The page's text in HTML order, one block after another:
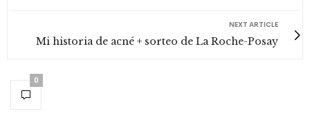
NEXT ARTICLE
Mi historia de acné + sorteo de La Roche-Posay
0